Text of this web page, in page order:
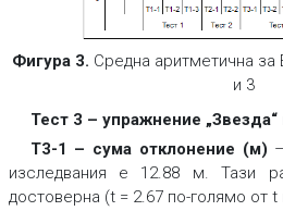
Фигура 3. Средна аритметична за
и 3
Тест 3 – упражнение „Звезда“
Т3-1 – сума отклонение (м)
изследвания е 12.88 м. Тази
достоверна (t = 2.67 по-голямо от t